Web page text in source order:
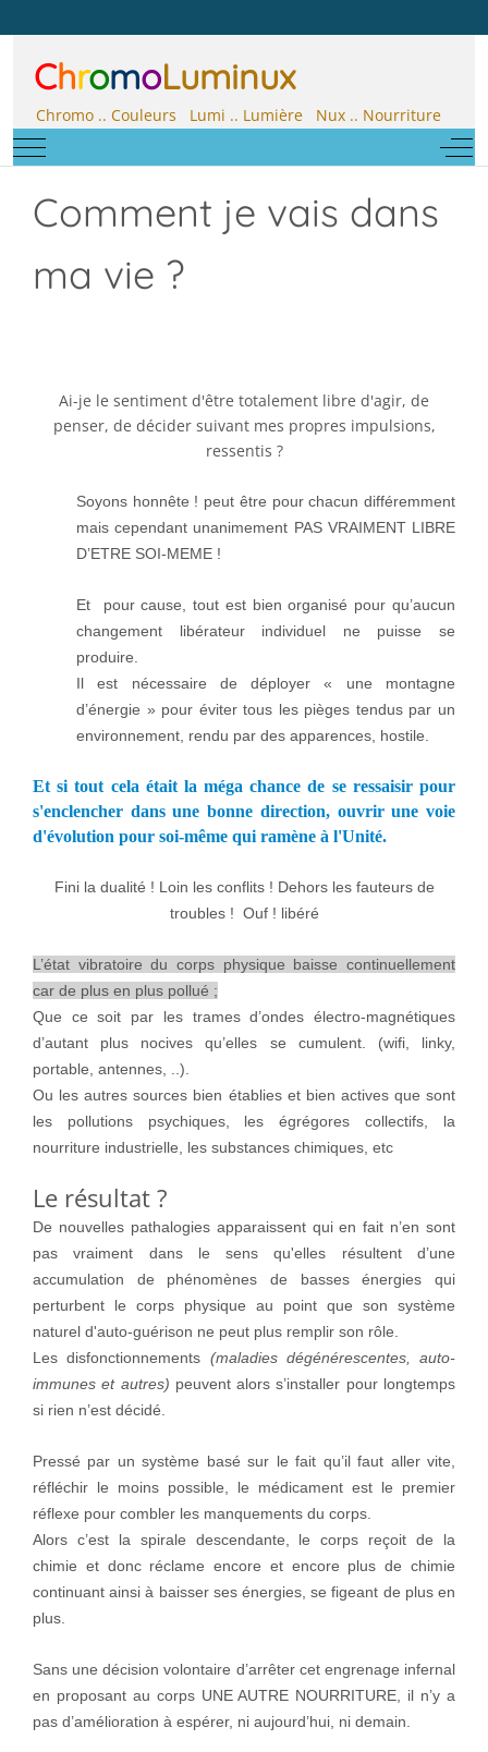
ChromoLuminux
Chromo .. Couleurs Lumi .. Lumière Nux .. Nourriture
Mobile Menu Toggle
Off-
Comment je vais dans
ma vie ?
Ai-je le sentiment d'être totalement libre d'agir, de
penser, de décider suivant mes propres impulsions,
ressentis ?
Soyons honnête ! peut être pour chacun différemment
mais cependant unanimement PAS VRAIMENT LIBRE
D’ETRE SOI-MEME !
Et pour cause, tout est bien organisé pour qu’aucun
changement libérateur individuel ne puisse se
produire.
Il est nécessaire de déployer « une montagne
d’énergie » pour éviter tous les pièges tendus par un
environnement, rendu par des apparences, hostile.
Et si tout cela était la méga chance de se ressaisir pour
s'enclencher dans une bonne direction, ouvrir une voie
d'évolution pour soi-même qui ramène à l'Unité.
Fini la dualité ! Loin les conflits ! Dehors les fauteurs de
troubles ! Ouf ! libéré
L’état vibratoire du corps physique baisse continuellement
car de plus en plus pollué ;
Que ce soit par les trames d’ondes électro-magnétiques
d’autant plus nocives qu’elles se cumulent. (wifi, linky,
portable, antennes, ..).
Ou les autres sources bien établies et bien actives que sont
les pollutions psychiques, les égrégores collectifs, la
nourriture industrielle, les substances chimiques, etc
Le résultat ?
De nouvelles pathalogies apparaissent qui en fait n’en sont
pas vraiment dans le sens qu'elles résultent d’une
accumulation de phénomènes de basses énergies qui
perturbent le corps physique au point que son système
naturel d'auto-guérison ne peut plus remplir son rôle.
Les disfonctionnements (maladies dégénérescentes, auto-
immunes et autres) peuvent alors s’installer pour longtemps
si rien n’est décidé.
Pressé par un système basé sur le fait qu’il faut aller vite,
réfléchir le moins possible, le médicament est le premier
réflexe pour combler les manquements du corps.
Alors c’est la spirale descendante, le corps reçoit de la
chimie et donc réclame encore et encore plus de chimie
continuant ainsi à baisser ses énergies, se figeant de plus en
plus.
Sans une décision volontaire d’arrêter cet engrenage infernal
en proposant au corps UNE AUTRE NOURRITURE, il n’y a
pas d’amélioration à espérer, ni aujourd’hui, ni demain.